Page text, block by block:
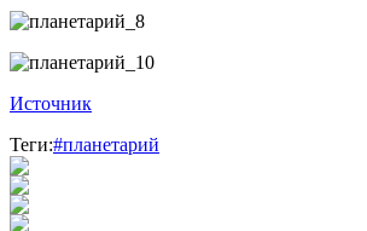
Источник
Теги:#планетарий